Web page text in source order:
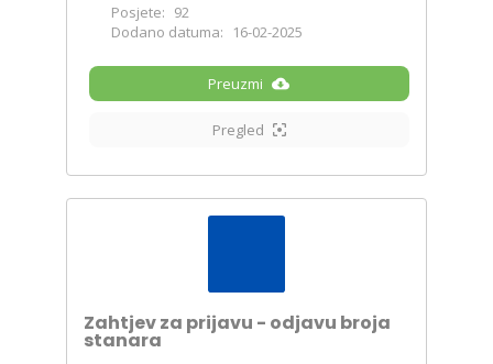
Posjete: 92
Dodano datuma:
16-02-2025
Preuzmi
Pregled
Zahtjev za prijavu - odjavu broja
stanara